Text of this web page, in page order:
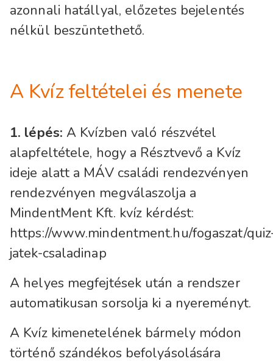
azonnali hatállyal, előzetes bejelentés
nélkül beszüntethető.
A Kvíz feltételei és menete
1. lépés: A Kvízben való részvétel
alapfeltétele, hogy a Résztvevő a Kvíz
ideje alatt a MÁV családi rendezvényen
rendezvényen megválaszolja a
MindentMent Kft. kvíz kérdést:
https://www.mindentment.hu/fogaszat/
jatek-csaladinap
A helyes megfejtések után a rendszer
automatikusan sorsolja ki a nyereményt.
A Kvíz kimenetelének bármely módon
történő szándékos befolyásolására